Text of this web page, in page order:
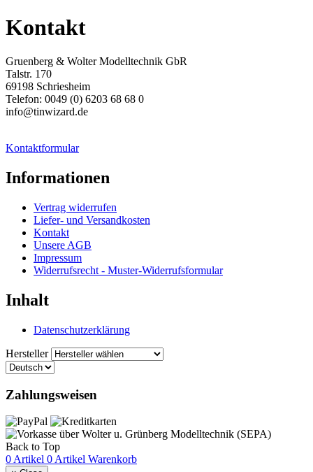
Kontakt
Gruenberg & Wolter Modelltechnik GbR
Talstr. 170
69198 Schriesheim
Telefon: 0049 (0) 6203 68 68 0
info@tinwizard.de
Kontaktformular
Informationen
Vertrag widerrufen
Liefer- und Versandkosten
Kontakt
Unsere AGB
Impressum
Widerrufsrecht - Muster-Widerrufsformular
Inhalt
Datenschutzerklärung
Hersteller
Zahlungsweisen
Back to Top
0 Artikel 0 Artikel Warenkorb